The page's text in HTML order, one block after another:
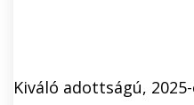
Kiváló adottságú,